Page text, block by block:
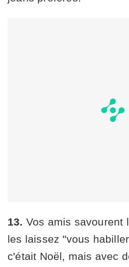
13. Vos amis savourent
les laissez "vous
c'était Noël, mais avec